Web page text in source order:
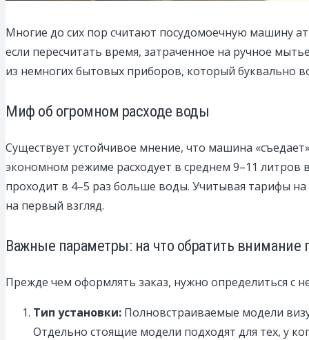
Многие до сих пор считают посудомоечную машину
если пересчитать время, затраченное на ручное
из немногих бытовых приборов, который буквально
Миф об огромном расходе воды
Существует устойчивое мнение, что машина
экономном режиме расходует в среднем 9–11
проходит в 4–5 раз больше воды. Учитывая тарифы
на первый взгляд.
Важные параметры: на что обратить внимание
Прежде чем оформлять заказ, нужно определиться с
Тип установки: Полновстраиваемые модели
Отдельно стоящие модели подходят для тех, у